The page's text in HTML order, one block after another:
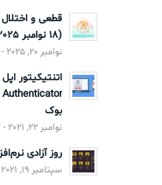
(18 نوامبر 2025)
نوامبر 20, 2025 - 1:35 ب.ظ
اتنتیکیتور
بوک
نوامبر 22, 2021 - 7:07 ب.ظ
روز آزادی
سپتامبر 19, 2021 - 12:50 ب.ظ